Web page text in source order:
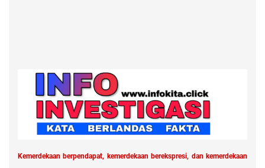
Kemerdekaan berpendapat, kemerdekaan berekspresi, dan kemerdekaan